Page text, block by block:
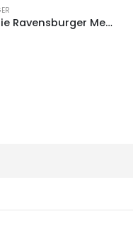
Joc de memorie Ravensburger Memory Strumfii